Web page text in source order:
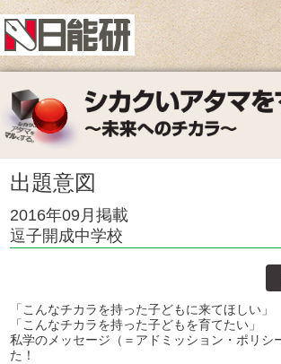
出題意図
2016年09月掲載
逗子開成中学校
「こんなチカラを持った子どもに来てほしい」
「こんなチカラを持った子どもを育てたい」
私学のメッセージ（＝アドミッション・ポリシ
た！